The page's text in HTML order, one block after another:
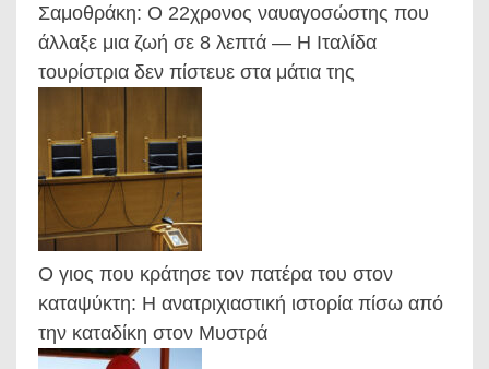
Σαμοθράκη: Ο 22χρονος ναυαγοσώστης που
άλλαξε μια ζωή σε 8 λεπτά — Η Ιταλίδα
τουρίστρια δεν πίστευε στα μάτια της
Ο γιος που κράτησε τον πατέρα του στον
καταψύκτη: Η ανατριχιαστική ιστορία πίσω από
την καταδίκη στον Μυστρά